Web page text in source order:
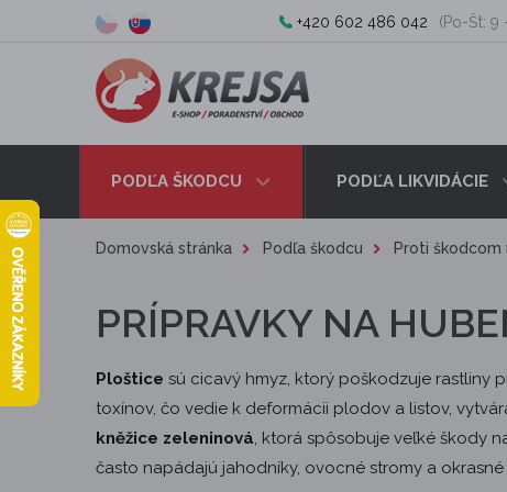
+420 602 486 042 (Po-Št: 9
PODĽA ŠKODCU PODĽA LIKVIDÁCIE
Domovská stránka Podľa škodcu Proti škodcom
PRÍPRAVKY NA
Ploštice sú cicavý hmyz, ktorý poškodzuje rastliny
toxínov, čo vedie k deformácii plodov a listov,
kněžice zeleninová, ktorá spôsobuje veľké škody
často napádajú jahodníky, ovocné stromy a okrasné